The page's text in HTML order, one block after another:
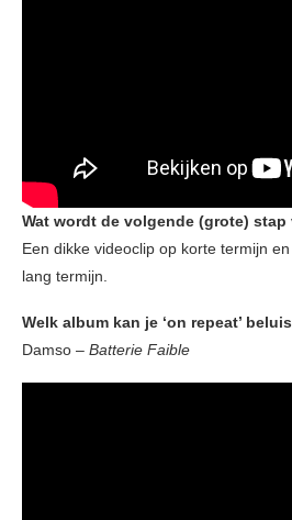
Wat wordt de volgende (grote)
Een dikke videoclip op korte termijn
lang termijn.
Welk album kan je ‘on repeat’
Damso – Batterie Faible